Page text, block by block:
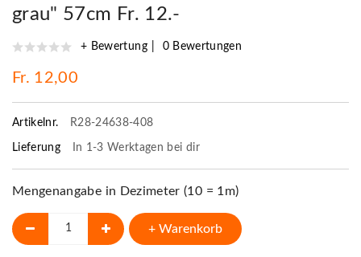
grau" 57cm Fr. 12.-
+ Bewertung 0 Bewertungen
Fr. 12,00
Artikelnr. R28-24638-408
Lieferung In 1-3 Werktagen bei dir
Mengenangabe in Dezimeter (10 = 1m)
+ Warenkorb